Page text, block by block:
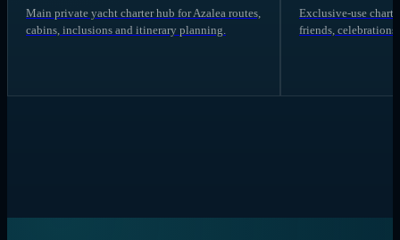
Main private yacht charter hub for Azalea routes,
cabins, inclusions and itinerary planning.
Exclusive-use
friends, celebrations